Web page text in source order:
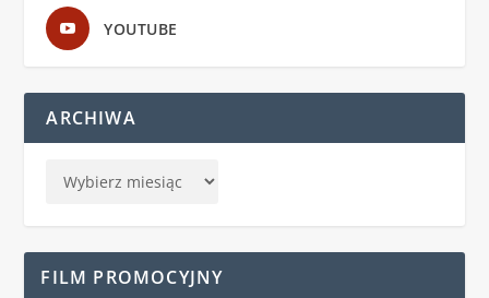
YOUTUBE
ARCHIWA
FILM PROMOCYJNY